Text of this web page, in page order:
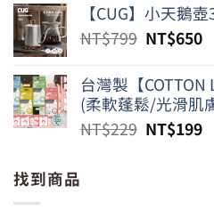
【CUG】小天鵝
NT$799 原
價
格：
NT$799
NT$650目
價
台灣製【
(柔軟蓬鬆/光滑肌
NT$229 原
NT$199目
找到商品